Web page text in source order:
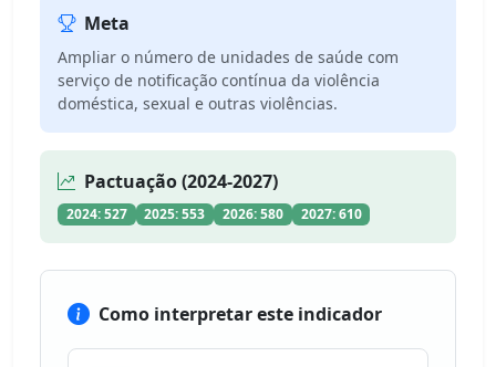
Meta
Ampliar o número de unidades de saúde com
serviço de notificação contínua da violência
doméstica, sexual e outras violências.
Pactuação (2024-2027)
2024: 527 2025: 553 2026: 580 2027: 610
Como interpretar este indicador